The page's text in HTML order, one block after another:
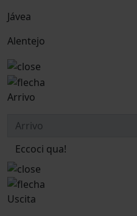
Jávea
Alentejo
Arrivo
Eccoci qua!
Uscita